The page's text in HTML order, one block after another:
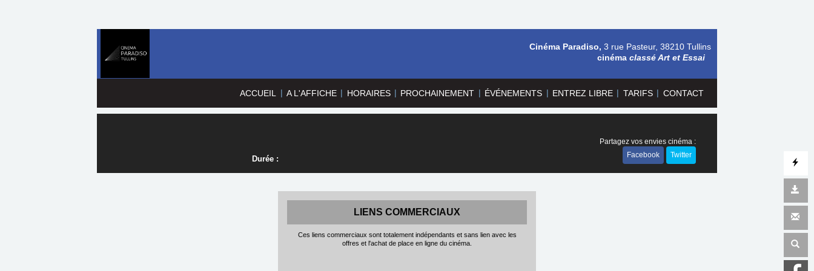
ACCUEIL | A L'AFFICHE | HORAIRES | PROCHAINEMENT | ÉVÉNEMENTS | ENTREZ LIBRE | TARIFS | CONTACT
Cinéma Paradiso, 3 rue Pasteur, 38210 Tullins
cinéma classé Art et Essai
Durée :
Partagez vos envies cinéma :
Facebook
Twitter
LIENS COMMERCIAUX
Ces liens commerciaux sont totalement indépendants et sans lien avec les
offres et l'achat de place en ligne du cinéma.